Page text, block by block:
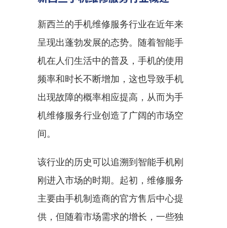
新西兰的手机维修服务行业在近年来
呈现出蓬勃发展的态势。随着智能手
机在人们生活中的普及，手机的使用
频率和时长不断增加，这也导致手机
出现故障的概率相应提高，从而为手
机维修服务行业创造了广阔的市场空
间。
该行业的历史可以追溯到智能手机刚
刚进入市场的时期。起初，维修服务
主要由手机制造商的官方售后中心提
供，但随着市场需求的增长，一些独